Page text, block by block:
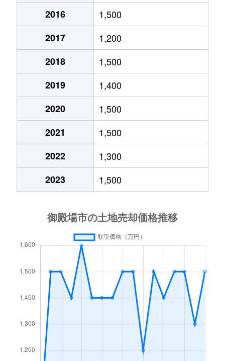
1,600万円 富士岡
1,700万円 富士岡
4,000万円 富士岡
1,400万円 富士岡
2,000万円 御殿場
8,500万円 御殿場
2,000万円 御殿場
1,500万円 御殿場
690万円 御殿場
9,500万円 御殿場
1,300万円
西田中
4,500万円 御殿場
徒歩21分
西田中
御殿場
徒歩45分
西田中
御殿場
徒歩45分
二の岡
御殿場
2016
1,500
2017
1,200
2018
1,500
2019
1,400
2020
1,500
2021
1,500
2022
1,300
2023
1,500